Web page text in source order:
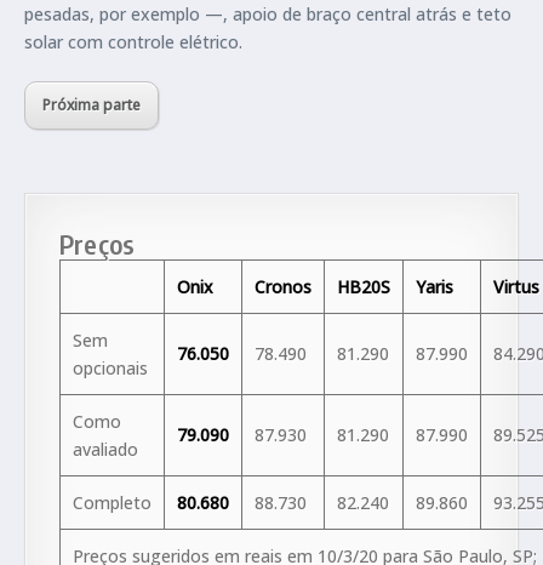
pesadas, por exemplo —, apoio de braço central atrás e teto
solar com controle elétrico.
Próxima parte
Preços
Onix Cronos HB20S Yaris Virtus
Sem
opcionais
76.050 78.490 81.290 87.990
Como
avaliado
79.090 87.930 81.290 87.990
Completo 80.680 88.730 82.240 89.860
Preços sugeridos em reais em 10/3/20 para São Paulo, SP;